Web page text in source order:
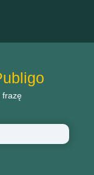
frazę